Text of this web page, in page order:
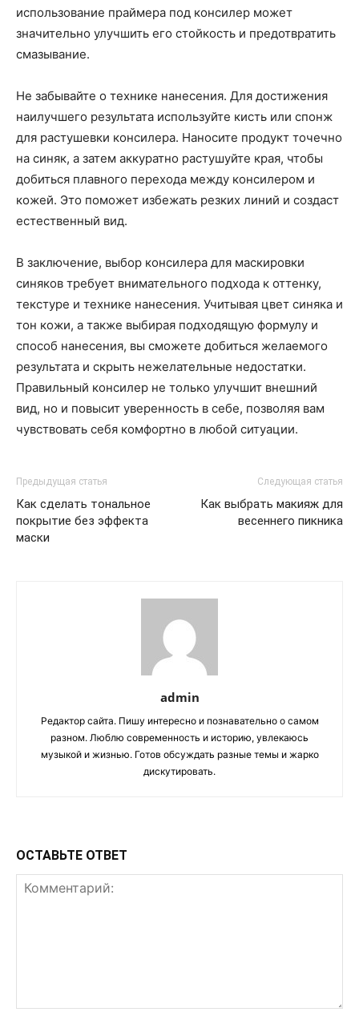
использование праймера под консилер может
значительно улучшить его стойкость и предотвратить
смазывание.
Не забывайте о технике нанесения. Для достижения
наилучшего результата используйте кисть или спонж
для растушевки консилера. Наносите продукт точечно
на синяк, а затем аккуратно растушуйте края, чтобы
добиться плавного перехода между консилером и
кожей. Это поможет избежать резких линий и создаст
естественный вид.
В заключение, выбор консилера для маскировки
синяков требует внимательного подхода к оттенку,
текстуре и технике нанесения. Учитывая цвет синяка и
тон кожи, а также выбирая подходящую формулу и
способ нанесения, вы сможете добиться желаемого
результата и скрыть нежелательные недостатки.
Правильный консилер не только улучшит внешний
вид, но и повысит уверенность в себе, позволяя вам
чувствовать себя комфортно в любой ситуации.
Предыдущая статья
Как сделать тональное
покрытие без эффекта
маски
Следующая статья
Как выбрать макияж для
весеннего пикника
admin
Редактор сайта. Пишу интересно и познавательно о самом
разном. Люблю современность и историю, увлекаюсь
музыкой и жизнью. Готов обсуждать разные темы и жарко
дискутировать.
ОСТАВЬТЕ ОТВЕТ